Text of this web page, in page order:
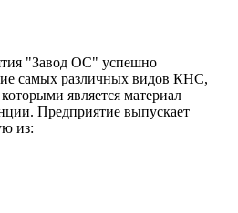
"Завод ОС" успешно
самых различных видов КНС,
является материал
Предприятие выпускает
из: